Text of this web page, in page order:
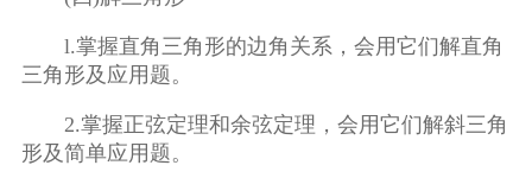
l.掌握直角三角形的边角关系，会用它们解直角
三角形及应用题。
2.掌握正弦定理和余弦定理，会用它们解斜三角
形及简单应用题。